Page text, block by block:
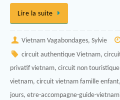
Lire la suite
Vietnam Vagabondages, Sylvie
circuit authentique Vietnam,
privatif vietnam, circuit non
vietnam, circuit vietnam famille enfant,
jours, etre-accompagne-guide-